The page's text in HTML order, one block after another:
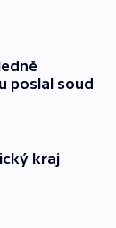
poslal soud
kraj